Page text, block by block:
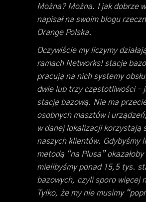
Można? Można. I jak dobrze
napisał na swoim blogu
Orange Polska.
Oczywiście my liczymy
ramach Networks! stacje
pracują na nich systemy
dwie lub trzy częstotliwości –
stację bazową. Nie ma
osobnych masztów i
w danej lokalizacji korzystają
naszych klientów. Gdybyśmy
metodą “na Plusa”
mielibyśmy ponad 15,5 tys.
bazowych, czyli sporo więcej
Tylko, że my nie musimy